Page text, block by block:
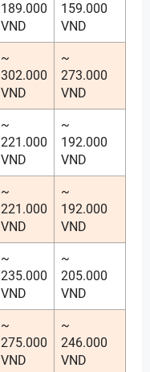
189.000
VND
159.000
VND
~
302.000
VND
~
273.000
VND
~
221.000
VND
~
192.000
VND
~
221.000
VND
~
192.000
VND
~
235.000
VND
~
205.000
VND
~
275.000
VND
~
246.000
VND